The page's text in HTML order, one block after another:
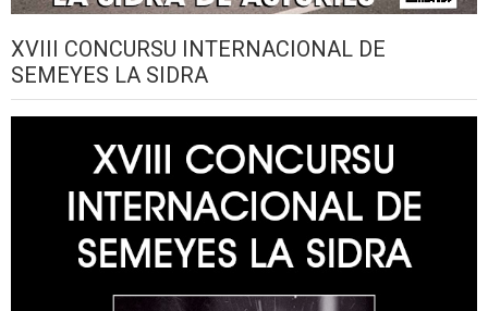
XVIII CONCURSU INTERNACIONAL DE
SEMEYES LA SIDRA